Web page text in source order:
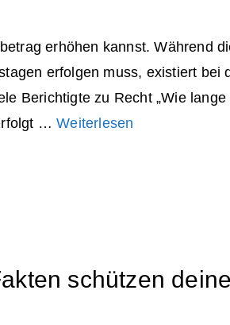
erhöhen kannst. Während
erfolgen muss, existiert bei
Berichtigte zu Recht „Wie lange
…Weiterlesen
schützen deine